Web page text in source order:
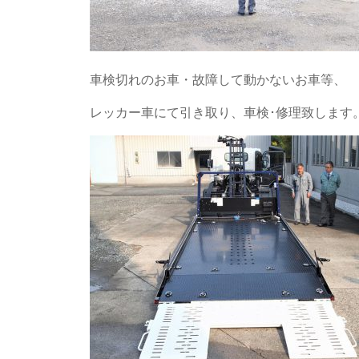
車検切れのお車・故障して動かないお車等、
レッカー車にて引き取り、車検･修理致します